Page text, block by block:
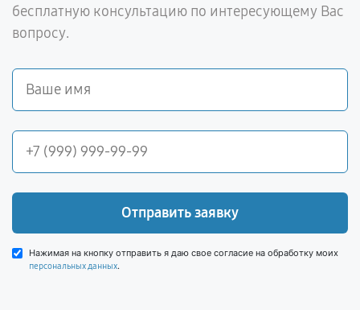
бесплатную консультацию по интересующему Вас
вопросу.
Отправить заявку
Нажимая на кнопку отправить я даю свое согласие на обработку моих
персональных данных.